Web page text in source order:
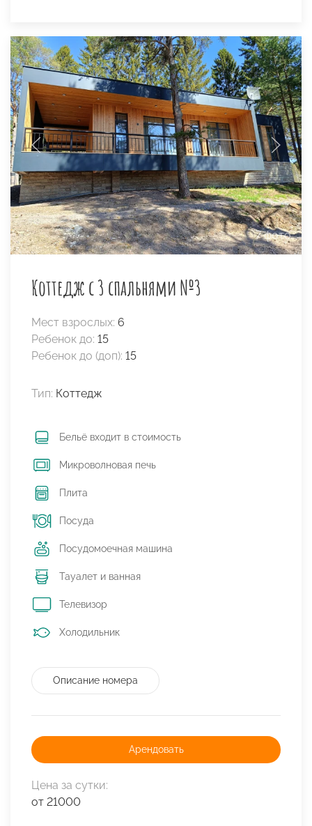
7 фото
Коттедж с 3 спальнями №3
Мест взрослых: 6
Ребенок до: 15
Ребенок до (доп): 15
Тип: Коттедж
Бельё входит в стоимость
Микроволновая печь
Плита
Посуда
Посудомоечная машина
Тауалет и ванная
Телевизор
Холодильник
Описание номера
Арендовать
Цена за сутки:
от 21000